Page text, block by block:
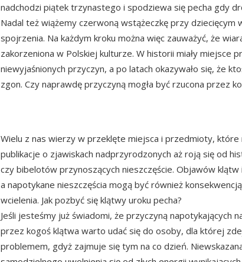
nadchodzi piątek trzynastego i spodziewa się pecha gdy
Nadal też wiążemy czerwoną wstążeczkę przy dziecięcym
spojrzenia. Na każdym kroku można więc zauważyć, że
zakorzeniona w Polskiej kulturze. W historii miały miejsce
niewyjaśnionych przyczyn, a po latach okazywało się, że
zgon. Czy naprawdę przyczyną mogła być rzucona przez
Wielu z nas wierzy w przeklęte miejsca i przedmioty, które
publikacje o zjawiskach nadprzyrodzonych aż roją się od
czy bibelotów przynoszących nieszczęście. Objawów
a napotykane nieszczęścia mogą być również
wcielenia. Jak pozbyć się klątwy uroku pecha?
Jeśli jesteśmy już świadomi, że przyczyną napotykających
przez kogoś klątwa warto udać się do osoby, dla której
problemem, gdyż zajmuje się tym na co dzień.